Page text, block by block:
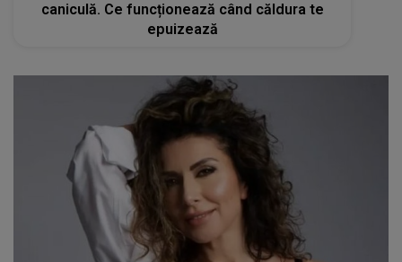
caniculă. Ce funcționează când căldura te
epuizează